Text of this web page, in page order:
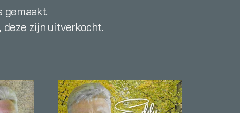
gemaakt.
zijn uitverkocht.